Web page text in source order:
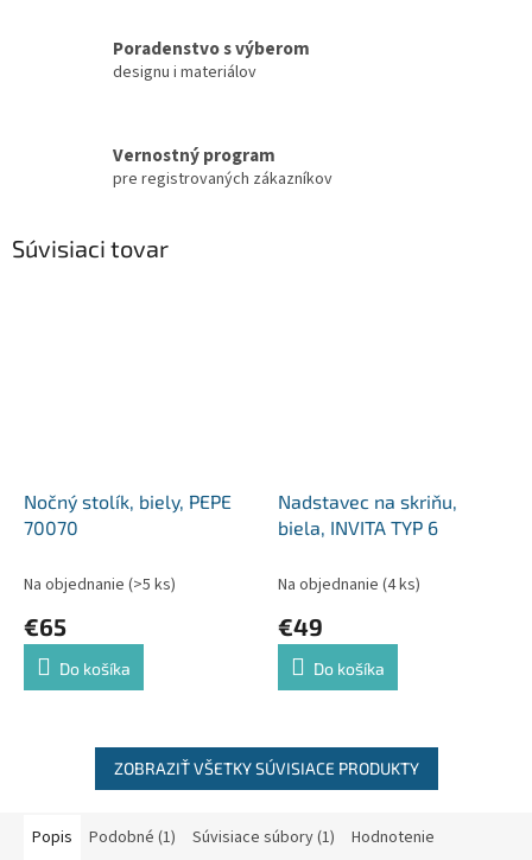
Poradenstvo s výberom
designu i materiálov
Vernostný program
pre registrovaných zákazníkov
Súvisiaci tovar
Nočný stolík, biely, PEPE
70070
Na objednanie (>5 ks)
€65
Do košíka
Nadstavec na skriňu,
biela, INVITA TYP 6
Na objednanie (4 ks)
€49
Do košíka
ZOBRAZIŤ VŠETKY SÚVISIACE PRODUKTY
Popis Podobné (1) Súvisiace súbory (1) Hodnotenie